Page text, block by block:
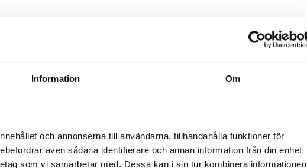
Information Om
och annonserna till användarna, tillhandahålla funktioner för
även sådana identifierare och annan information från din enhet
som vi samarbetar med. Dessa kan i sin tur kombinera informationen
sortiment och skräddarsydda
– Klarsynt.
du alltid en legitimerad optiker i
Det betyder att du alltid möter en
oss är det en självklarhet, men varför
Varför vill vi alltid att du ska träffa en